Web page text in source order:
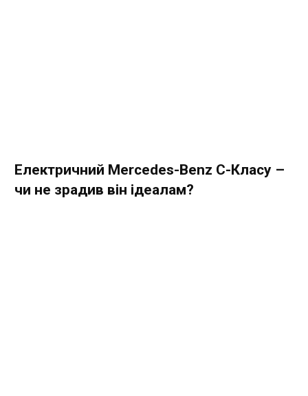
Електричний Mercedes-Benz C-Класу –
чи не зрадив він ідеалам?